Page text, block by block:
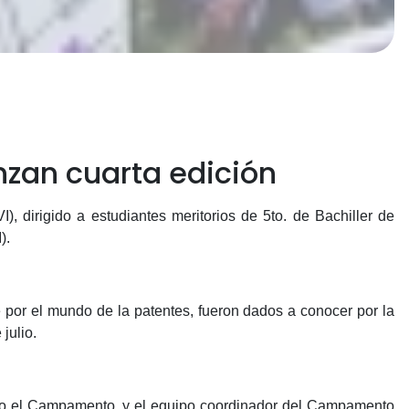
cuarta edición
dirigido a estudiantes meritorios de 5to. de Bachiller de
el mundo de la patentes, fueron dados a conocer por la
julio.
Campamento, y el equipo coordinador del Campamento